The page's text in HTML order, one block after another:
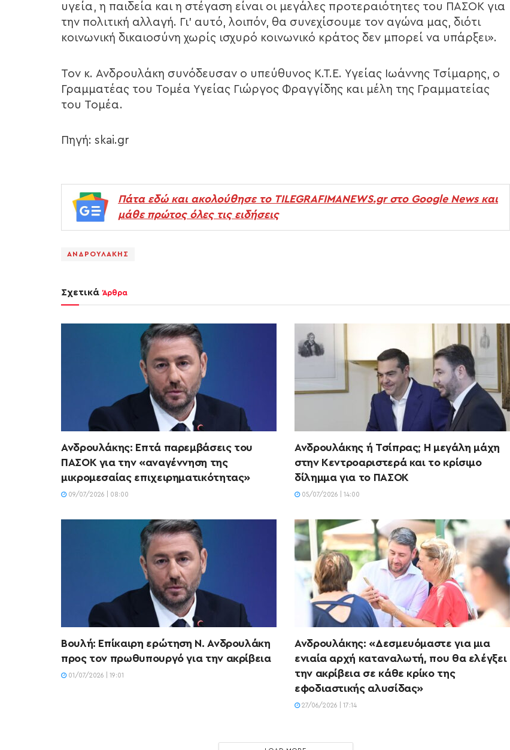
υγεία, η παιδεία και η στέγαση είναι οι μεγάλες προτεραιότητες του ΠΑΣΟΚ για
την πολιτική αλλαγή. Γι’ αυτό, λοιπόν, θα συνεχίσουμε τον αγώνα μας, διότι
κοινωνική δικαιοσύνη χωρίς ισχυρό κοινωνικό κράτος δεν μπορεί να υπάρξει».
Τον κ. Ανδρουλάκη συνόδευσαν ο υπεύθυνος Κ.Τ.Ε. Υγείας Ιωάννης Τσίμαρης, ο
Γραμματέας του Τομέα Υγείας Γιώργος Φραγγίδης και μέλη της Γραμματείας
του Τομέα.
Πηγή: skai.gr
Πάτα εδώ και ακολούθησε το TILEGRAFIMANEWS.gr στο Google News και
μάθε πρώτος όλες τις ειδήσεις
ΑΝΔΡΟΥΛΑΚΗΣ
Σχετικά Άρθρα
Ανδρουλάκης: Επτά παρεμβάσεις του
ΠΑΣΟΚ για την «αναγέννηση της
μικρομεσαίας επιχειρηματικότητας»
09/07/2026 | 08:00
Ανδρουλάκης ή Τσίπρας; Η μεγάλη μάχη
στην Κεντροαριστερά και το κρίσιμο
δίλημμα για το ΠΑΣΟΚ
05/07/2026 | 14:00
Βουλή: Επίκαιρη ερώτηση Ν. Ανδρουλάκη
προς τον πρωθυπουργό για την ακρίβεια
01/07/2026 | 19:01
Ανδρουλάκης: «Δεσμευόμαστε για μια
ενιαία αρχή καταναλωτή, που θα ελέγξει
την ακρίβεια σε κάθε κρίκο της
εφοδιαστικής αλυσίδας»
27/06/2026 | 17:14